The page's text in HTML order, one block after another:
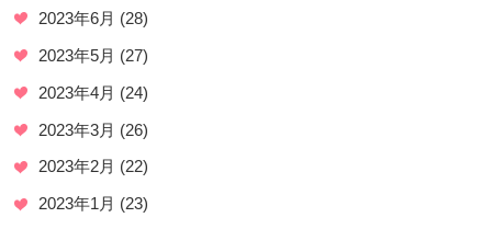
2023年6月 (28)
2023年5月 (27)
2023年4月 (24)
2023年3月 (26)
2023年2月 (22)
2023年1月 (23)